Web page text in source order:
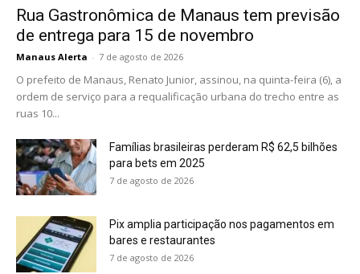
Rua Gastronômica de Manaus tem previsão
de entrega para 15 de novembro
Manaus Alerta - 7 de agosto de 2026
O prefeito de Manaus, Renato Junior, assinou, na quinta-feira (6), a
ordem de serviço para a requalificação urbana do trecho entre as
ruas 10...
Famílias brasileiras perderam R$ 62,5 bilhões
para bets em 2025
7 de agosto de 2026
Pix amplia participação nos pagamentos em
bares e restaurantes
7 de agosto de 2026